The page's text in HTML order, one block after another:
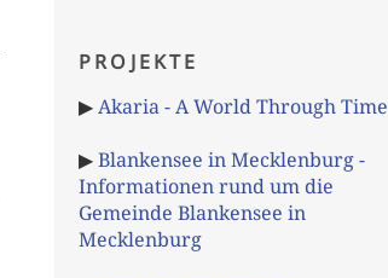
PROJEKTE
▶Akaria - A World Through Time
▶Blankensee in Mecklenburg -
Informationen rund um die
Gemeinde Blankensee in
Mecklenburg